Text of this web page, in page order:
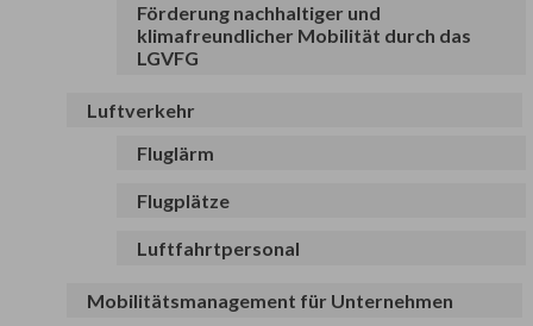
Förderung nachhaltiger und
klimafreundlicher Mobilität durch das
LGVFG
Luftverkehr
Fluglärm
Flugplätze
Luftfahrtpersonal
Mobilitätsmanagement für Unternehmen